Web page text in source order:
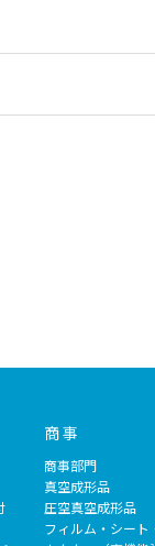
商 事
商事部門
真空成形品
圧空真空成形品
フィルム・シート